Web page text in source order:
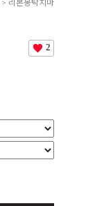
> 리본몽탁치마
2